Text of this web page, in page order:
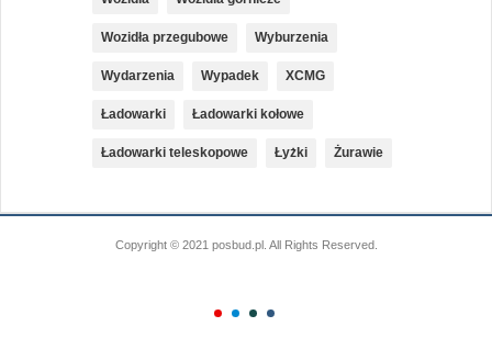
Wozidła przegubowe Wyburzenia
Wydarzenia Wypadek XCMG
Ładowarki Ładowarki kołowe
Ładowarki teleskopowe Łyżki Żurawie
Copyright © 2021 posbud.pl. All Rights Reserved.